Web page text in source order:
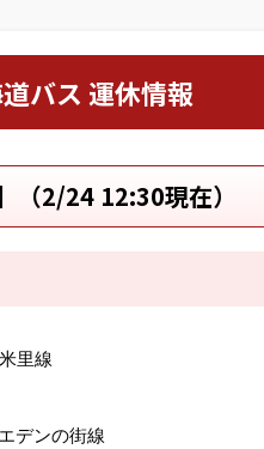
バス 運休情報
（2/24 12:30現在）
里線
デンの街線